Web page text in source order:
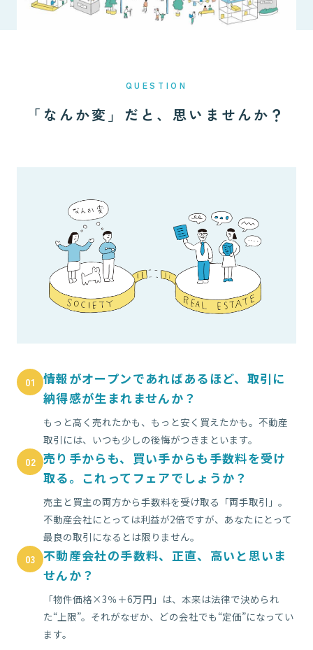
QUESTION
「なんか変」だと、思いませんか？
01
情報がオープンであればあるほど、取引に
納得感が生まれませんか？
もっと高く売れたかも、もっと安く買えたかも。不動産
取引には、いつも少しの後悔がつきまといます。
02 売り手からも、買い手からも手数料を受け
取る。これってフェアでしょうか？
売主と買主の両方から手数料を受け取る「両手取引」。
不動産会社にとっては利益が2倍ですが、あなたにとって
最良の取引になるとは限りません。
03 不動産会社の手数料、正直、高いと思いま
せんか？
「物件価格×3％＋6万円」は、本来は法律で決められ
た“上限”。それがなぜか、どの会社でも“定価”になってい
ます。